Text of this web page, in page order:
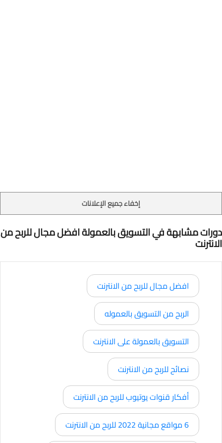
إخفاء جميع الإعلانات
دورات مشابهة في التسويق بالعمولة افضل مجال للربح من
الانترنت
افضل مجال للربح من الانترنت
الربح من التسويق بالعموله
التسويق بالعمولة على الانترنت
نصائح للربح من الانترنت
أفكار قنوات يوتيوب للربح من الانترنت
6 مواقع مجانية 2022 للربح من الانترنت